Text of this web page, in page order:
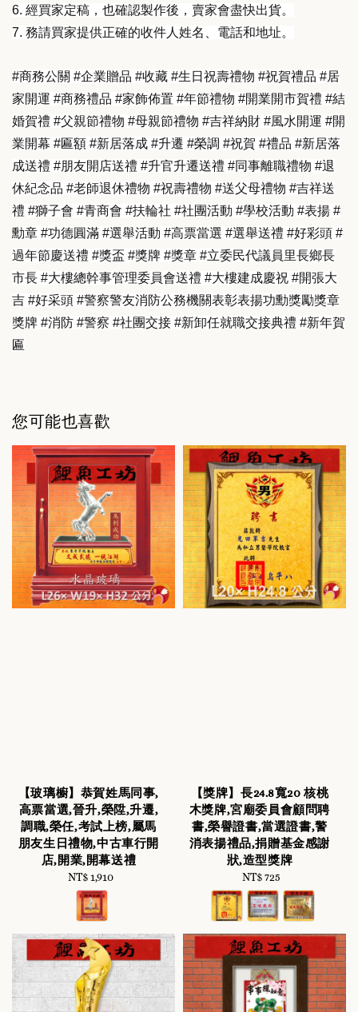
6. 經買家定稿，也確認製作後，賣家會盡快出貨。
7. 務請買家提供正確的收件人姓名、電話和地址。
#商務公關 #企業贈品 #收藏 #生日祝壽禮物 #祝賀禮品 #居
家開運 #商務禮品 #家飾佈置 #年節禮物 #開業開市賀禮 #結
婚賀禮 #父親節禮物 #母親節禮物 #吉祥納財 #風水開運 #開
業開幕 #匾額 #新居落成 #升遷 #榮調 #祝賀 #禮品 #新居落
成送禮 #朋友開店送禮 #升官升遷送禮 #同事離職禮物 #退
休紀念品 #老師退休禮物 #祝壽禮物 #送父母禮物 #吉祥送
禮 #獅子會 #青商會 #扶輪社 #社團活動 #學校活動 #表揚 #
勳章 #功德圓滿 #選舉活動 #高票當選 #選舉送禮 #好彩頭 #
過年節慶送禮 #獎盃 #獎牌 #獎章 #立委民代議員里長鄉長
市長 #大樓總幹事管理委員會送禮 #大樓建成慶祝 #開張大
吉 #好采頭 #警察警友消防公務機關表彰表揚功勳獎勵獎章
獎牌 #消防 #警察 #社團交接 #新卸任就職交接典禮 #新年賀
匾
您可能也喜歡
【玻璃櫥】恭賀姓馬同事,
高票當選,晉升,榮陞,升遷,
調職,榮任,考試上榜,屬馬
朋友生日禮物,中古車行開
店,開業,開幕送禮
Regular
price
NT$ 1,910
【獎牌】長24.8寬20 核桃
木獎牌,宮廟委員會顧問聘
書,榮譽證書,當選證書,警
消表揚禮品,捐贈基金感謝
狀,造型獎牌
Regular
price
NT$ 725